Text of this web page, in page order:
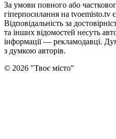
За умови повного або
гіперпосилання на tvoemisto.tv
Відповідальність за
та інших відомостей несуть
інформації — рекламодавці.
з думкою авторiв.
© 2026 "Твоє місто"